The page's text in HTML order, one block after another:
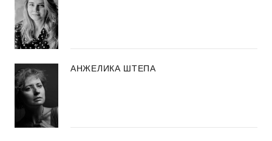
АНЖЕЛИКА ШТЕПА